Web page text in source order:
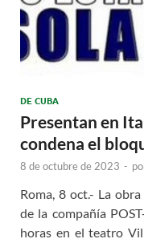
DE CUBA
Presentan en
condena el
8 de octubre de 2023 -
Roma, 8 oct.- La
de la compañía
horas en el teatro